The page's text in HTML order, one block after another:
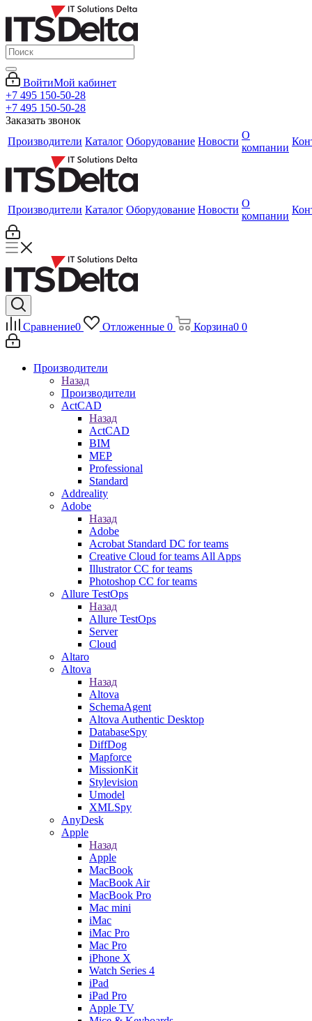
ВойтиМой кабинет
+7 495 150-50-28
+7 495 150-50-28
Заказать звонок
Производители Каталог Оборудование Новости
О
компании
Производители Каталог Оборудование Новости
О
компании
Сравнение0 Отложенные 0 Корзина0 0
Производители
Назад
Производители
ActCAD
Назад
ActCAD
BIM
MEP
Professional
Standard
Addreality
Adobe
Назад
Adobe
Acrobat Standard DC for teams
Creative Cloud for teams All Apps
Illustrator CC for teams
Photoshop CC for teams
Allure TestOps
Назад
Allure TestOps
Server
Cloud
Altaro
Altova
Назад
Altova
SchemaAgent
Altova Authentic Desktop
DatabaseSpy
DiffDog
Mapforce
MissionKit
Stylevision
Umodel
XMLSpy
AnyDesk
Apple
Назад
Apple
MacBook
MacBook Air
MacBook Pro
Mac mini
iMac
iMac Pro
Mac Pro
iPhone X
Watch Series 4
iPad
iPad Pro
Apple TV